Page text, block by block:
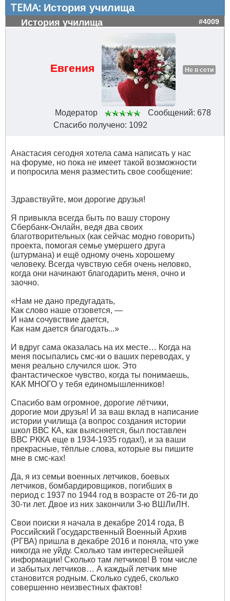
ТЕМА: История училища
История училища #4009
Евгения Не в сети
Модератор
Сообщений: 678
Спасибо получено: 1092
Анастасия сегодня хотела сама написать у нас
на форуме, но пока не имеет такой возможности
и попросила меня разместить свое сообщение:
Здравствуйте, мои дорогие друзья!
Я привыкла всегда быть по вашу сторону
Сбербанк-Онлайн, ведя два своих
благотворительных (как сейчас модно говорить)
проекта, помогая семье умершего друга
(штурмана) и ещё одному очень хорошему
человеку. Всегда чувствую себя очень неловко,
когда они начинают благодарить меня, очно и
заочно.
«Нам не дано предугадать,
Как слово наше отзовется, —
И нам сочувствие дается,
Как нам дается благодать...»
И вдруг сама оказалась на их месте… Когда на
меня посыпались смс-ки о ваших переводах, у
меня реально случился шок. Это
фантастическое чувство, когда ты понимаешь,
КАК МНОГО у тебя единомышленников!
Спасибо вам огромное, дорогие лётчики,
дорогие мои друзья! И за ваш вклад в написание
истории училища (а вопрос создания истории
школ ВВС КА, как выясняется, был поставлен
ВВС РККА еще в 1934-1935 годах!), и за ваши
прекрасные, тёплые слова, которые вы пишите
мне в смс-ках!
Да, я из семьи военных летчиков, боевых
летчиков, бомбардировщиков, погибших в
период с 1937 по 1944 год в возрасте от 26-ти до
30-ти лет. Двое из них закончили 3-ю ВШЛиЛН.
Свои поиски я начала в декабре 2014 года, В
Российский Государственный Военный Архив
(РГВА) пришла в декабре 2016 и поняла, что уже
никогда не уйду. Сколько там интереснейшей
информации! Сколько там летчиков! В том числе
и забытых летчиков… А каждый летчик мне
становится родным. Сколько судеб, сколько
совершенно неизвестных фактов!